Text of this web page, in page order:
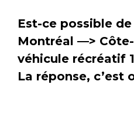
Est-ce possible
Montréal —>
véhicule récréatif
La réponse, c’est